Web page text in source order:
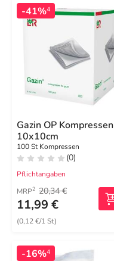
-41%4
Gazin OP Kompressen
10x10cm
100 St Kompressen
(0)
Pflichtangaben
MRP2 20,34 €
11,99 €
(0,12 €/1 St)
-16%4